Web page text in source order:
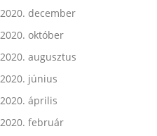
2020. december
2020. október
2020. augusztus
2020. június
2020. április
2020. február